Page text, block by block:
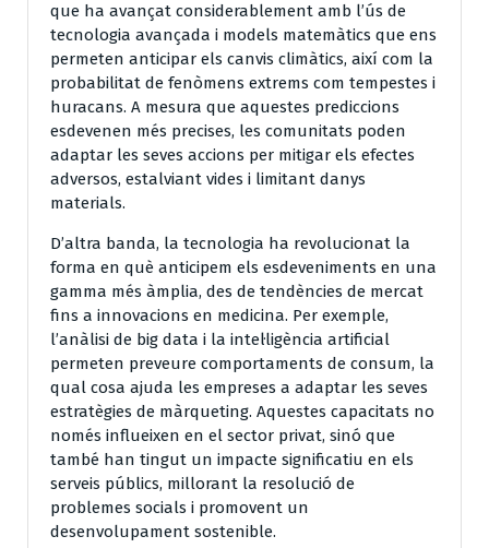
que ha avançat considerablement amb l’ús de
tecnologia avançada i models matemàtics que ens
permeten anticipar els canvis climàtics, així com la
probabilitat de fenòmens extrems com tempestes i
huracans. A mesura que aquestes prediccions
esdevenen més precises, les comunitats poden
adaptar les seves accions per mitigar els efectes
adversos, estalviant vides i limitant danys
materials.
D’altra banda, la tecnologia ha revolucionat la
forma en què anticipem els esdeveniments en una
gamma més àmplia, des de tendències de mercat
fins a innovacions en medicina. Per exemple,
l’anàlisi de big data i la intel·ligència artificial
permeten preveure comportaments de consum, la
qual cosa ajuda les empreses a adaptar les seves
estratègies de màrqueting. Aquestes capacitats no
només influeixen en el sector privat, sinó que
també han tingut un impacte significatiu en els
serveis públics, millorant la resolució de
problemes socials i promovent un
desenvolupament sostenible.